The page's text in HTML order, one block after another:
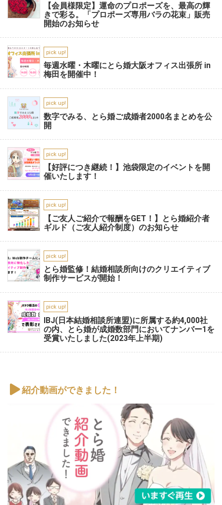
【会員様限定】運命のプロポーズを、最高の輝
きで彩る。「プロポーズ専用バラの花束」販売
開始のお知らせ
pick up!
毎週水曜・木曜にとら婚大阪オフィス出張所 in
梅田を開催中！
pick up!
数字でみる、とら婚ご成婚者2000名まとめを公
開
pick up!
【好評につき継続！】池袋限定のイベントを開
催いたします！
pick up!
【ご友人ご紹介で報酬をGET！】とら婚紹介者
ギルド（ご友人紹介制度）のお知らせ
pick up!
とら婚監修！結婚相談所向けのクリエイティブ
制作サービスが開始！
pick up!
IBJ(日本結婚相談所連盟)に所属する約4,000社
の内、とら婚が成婚数部門においてナンバー1を
受賞いたしました(2023年上半期)
紹介動画ができました！